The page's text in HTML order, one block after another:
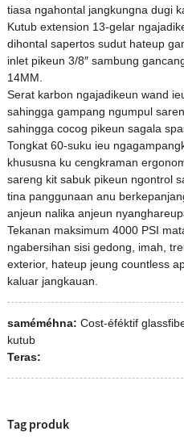
tiasa ngahontal jangkungna dugi
Kutub extension 13-gelar
dihontal sapertos sudut hateup
inlet pikeun 3/8″ sambung
14MM.
Serat karbon ngajadikeun wand
sahingga gampang ngumpul
sahingga cocog pikeun sagala
Tongkat 60-suku ieu
khususna ku cengkraman
sareng kit sabuk pikeun ngontrol
tina panggunaan anu
anjeun nalika anjeun
Tekanan maksimum 4000 PSI
ngabersihan sisi gedong, imah,
exterior, hateup jeung countless
kaluar jangkauan.
saméméhna: Cost-éféktif
kutub
Teras:
Tag produk